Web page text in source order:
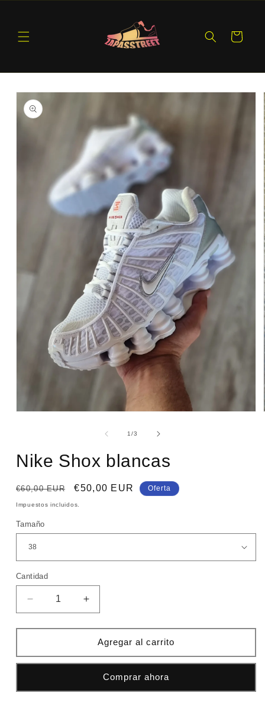
Carrito
directamente
información
una
ventana
1/de
3
Nike Shox blancas
Precio
habitual
€60,00 EUR
Precio
de
€50,00 EUR Oferta
Impuestos incluidos.
Tamaño
Cantidad
Cantidad
Reducir
cantidad
para
Shox
blancas
Aumentar
cantidad
para
Nike
Shox
blancas
Agregar al carrito
Comprar ahora